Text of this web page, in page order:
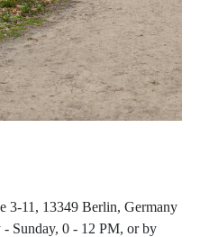
3-11, 13349 Berlin, Germany
Sunday, 0 - 12 PM, or by